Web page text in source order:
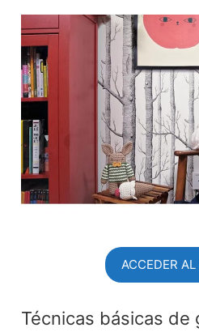
ACCEDER
Técnicas básicas de